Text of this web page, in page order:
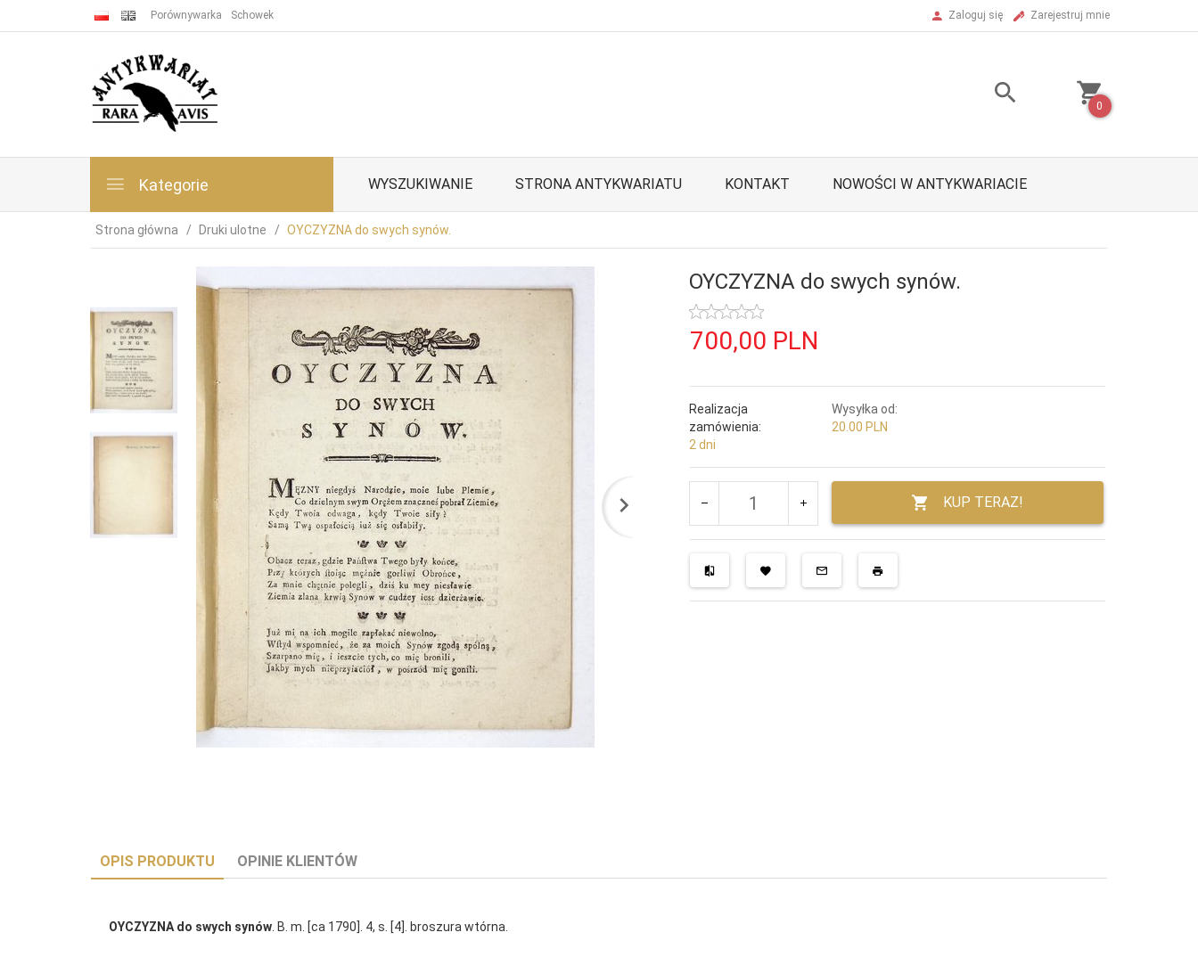
Porównywarka Schowek Zaloguj się Zarejestruj mnie
0
Kategorie WYSZUKIWANIE STRONA ANTYKWARIATU KONTAKT NOWOŚCI W ANTYKWARIACIE
Strona główna Druki ulotne OYCZYZNA do swych synów.
OYCZYZNA do swych synów.
700,00 PLN
Realizacja
zamówienia:
2 dni
Wysyłka od:
20.00 PLN
KUP TERAZ!
OPIS PRODUKTU OPINIE KLIENTÓW
OYCZYZNA do swych synów . B. m. [ca 1790]. 4, s. [4]. broszura wtórna.